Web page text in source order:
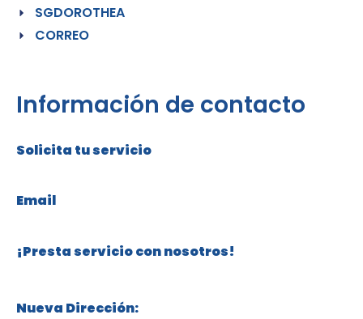
SGDOROTHEA
CORREO
Información de contacto
Solicita tu servicio
Email
¡Presta servicio con nosotros!
Nueva Dirección: